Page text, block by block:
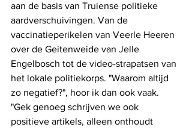
aan de basis van Truiense politieke
aardverschuivingen. Van de
vaccinatieperikelen van Veerle Heeren
over de Geitenweide van Jelle
Engelbosch tot de video-strapatsen van
het lokale politiekorps. "Waarom altijd
zo negatief?", hoor ik dan ook vaak.
"Gek genoeg schrijven we ook
positieve artikels, alleen onthoudt